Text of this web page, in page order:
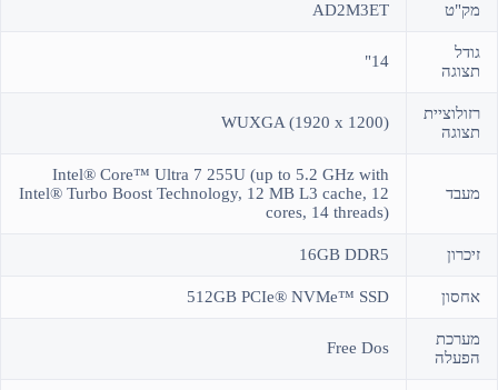
מק"ט AD2M3ET
גודל
תצוגה
14"
רזולוציית
תצוגה
WUXGA (1920 x 1200)
מעבד
Intel® Core™ Ultra 7 255U (up to 5.2 GHz with
Intel® Turbo Boost Technology, 12 MB L3 cache, 12
cores, 14 threads)
זיכרון 16GB DDR5
אחסון 512GB PCIe® NVMe™ SSD
מערכת
הפעלה
Free Dos